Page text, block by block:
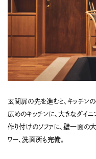
玄関扉の先を進むと、キッチン
広めのキッチンに、大きなダイニ
作り付けのソファに、壁一面の
ワー、洗面所も完備。